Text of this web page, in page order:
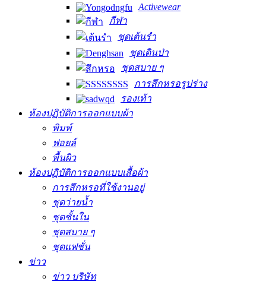
Activewear
กีฬา
ชุดเต้นรำ
ชุดเดินป่า
ชุดสบาย ๆ
การสึกหรอรูปร่าง
รองเท้า
ห้องปฏิบัติการออกแบบผ้า
พิมพ์
ฟอยล์
พื้นผิว
ห้องปฏิบัติการออกแบบเสื้อผ้า
การสึกหรอที่ใช้งานอยู่
ชุดว่ายน้ำ
ชุดชั้นใน
ชุดสบาย ๆ
ชุดแฟชั่น
ข่าว
ข่าว บริษัท